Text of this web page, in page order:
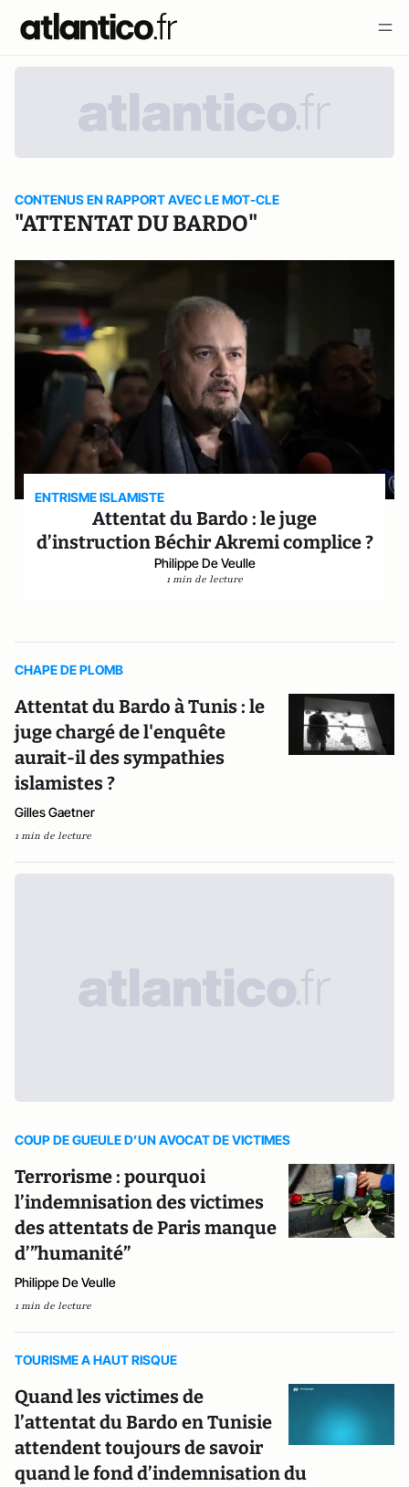
CONTENUS EN RAPPORT AVEC LE MOT-CLE
"ATTENTAT DU BARDO"
ENTRISME ISLAMISTE
Attentat du Bardo : le juge
d’instruction Béchir Akremi complice ?
Philippe De Veulle
1 min de lecture
CHAPE DE PLOMB
Attentat du Bardo à Tunis : le
juge chargé de l'enquête
aurait-il des sympathies
islamistes ?
Gilles Gaetner
1 min de lecture
COUP DE GUEULE D’UN AVOCAT DE VICTIMES
Terrorisme : pourquoi
l’indemnisation des victimes
des attentats de Paris manque
d’”humanité”
Philippe De Veulle
1 min de lecture
TOURISME A HAUT RISQUE
Quand les victimes de
l’attentat du Bardo en Tunisie
attendent toujours de savoir
quand le fond d’indemnisation du